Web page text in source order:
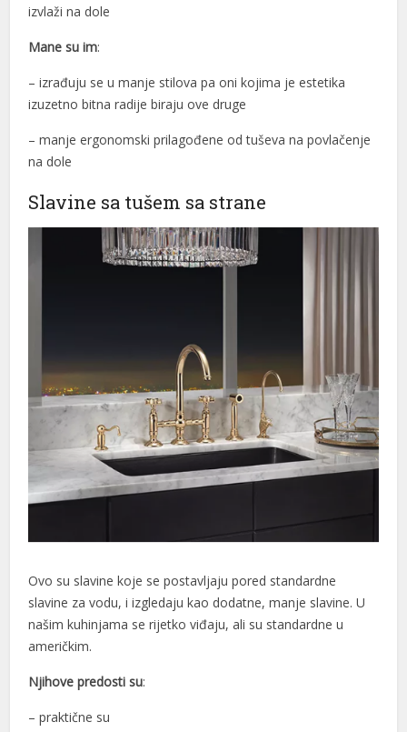
izvlaži na dole
Mane su im:
– izrađuju se u manje stilova pa oni kojima je estetika
izuzetno bitna radije biraju ove druge
– manje ergonomski prilagođene od tuševa na povlačenje
na dole
Slavine sa tušem sa strane
Ovo su slavine koje se postavljaju pored standardne
slavine za vodu, i izgledaju kao dodatne, manje slavine. U
našim kuhinjama se rijetko viđaju, ali su standardne u
američkim.
Njihove predosti su:
– praktične su